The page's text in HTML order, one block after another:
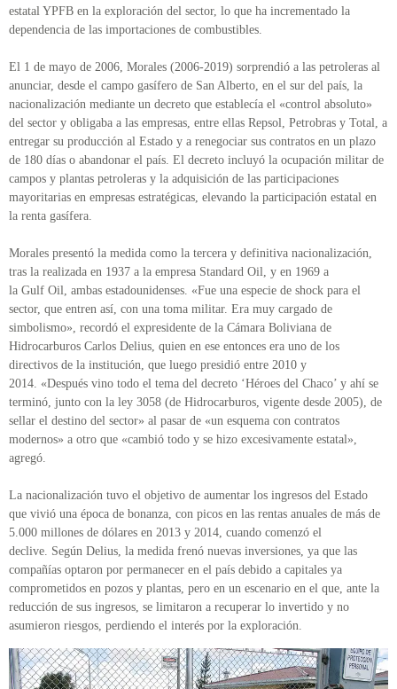
estatal YPFB en la exploración del sector, lo que ha incrementado la
dependencia de las importaciones de combustibles.
El 1 de mayo de 2006, Morales (2006-2019) sorprendió a las petroleras al
anunciar, desde el campo gasífero de San Alberto, en el sur del país, la
nacionalización mediante un decreto que establecía el «control absoluto»
del sector y obligaba a las empresas, entre ellas Repsol, Petrobras y Total, a
entregar su producción al Estado y a renegociar sus contratos en un plazo
de 180 días o abandonar el país. El decreto incluyó la ocupación militar de
campos y plantas petroleras y la adquisición de las participaciones
mayoritarias en empresas estratégicas, elevando la participación estatal en
la renta gasífera.
Morales presentó la medida como la tercera y definitiva nacionalización,
tras la realizada en 1937 a la empresa Standard Oil, y en 1969 a
la Gulf Oil, ambas estadounidenses. «Fue una especie de shock para el
sector, que entren así, con una toma militar. Era muy cargado de
simbolismo», recordó el expresidente de la Cámara Boliviana de
Hidrocarburos Carlos Delius, quien en ese entonces era uno de los
directivos de la institución, que luego presidió entre 2010 y
2014. «Después vino todo el tema del decreto ‘Héroes del Chaco’ y ahí se
terminó, junto con la ley 3058 (de Hidrocarburos, vigente desde 2005), de
sellar el destino del sector» al pasar de «un esquema con contratos
modernos» a otro que «cambió todo y se hizo excesivamente estatal»,
agregó.
La nacionalización tuvo el objetivo de aumentar los ingresos del Estado
que vivió una época de bonanza, con picos en las rentas anuales de más de
5.000 millones de dólares en 2013 y 2014, cuando comenzó el
declive. Según Delius, la medida frenó nuevas inversiones, ya que las
compañías optaron por permanecer en el país debido a capitales ya
comprometidos en pozos y plantas, pero en un escenario en el que, ante la
reducción de sus ingresos, se limitaron a recuperar lo invertido y no
asumieron riesgos, perdiendo el interés por la exploración.